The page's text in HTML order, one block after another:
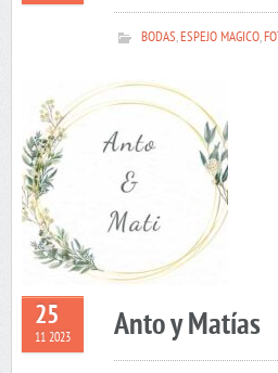
BODAS,ESPEJO MAGICO,
25
11 2023 Anto y Matías